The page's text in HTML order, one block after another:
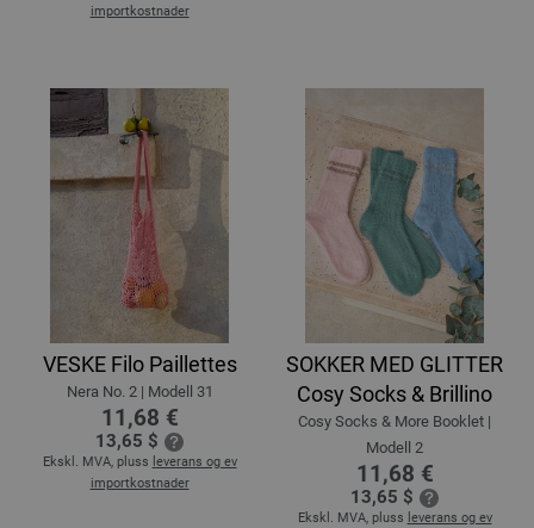
importkostnader
VESKE Filo Paillettes
Nera No. 2 | Modell 31
11,68 €
13,65 $
Ekskl. MVA, pluss leverans og ev
importkostnader
SOKKER MED GLITTER
Cosy Socks & Brillino
Cosy Socks & More Booklet |
Modell 2
11,68 €
13,65 $
Ekskl. MVA, pluss leverans og ev